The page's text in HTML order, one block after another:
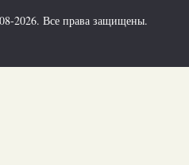
2026. Все права защищены.